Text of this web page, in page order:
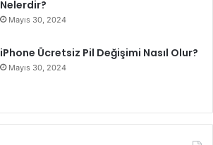
Nelerdir?
Mayıs 30, 2024
iPhone Ücretsiz Pil Değişimi Nasıl Olur?
Mayıs 30, 2024